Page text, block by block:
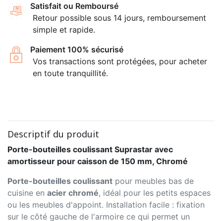
Satisfait ou Remboursé
Retour possible sous 14 jours, remboursement
simple et rapide.
Paiement 100% sécurisé
Vos transactions sont protégées, pour acheter
en toute tranquillité.
Descriptif du produit
Porte-bouteilles coulissant Suprastar avec
amortisseur pour caisson de 150 mm, Chromé
Porte-bouteilles coulissant pour meubles bas de
cuisine en acier chromé, idéal pour les petits espaces
ou les meubles d'appoint. Installation facile : fixation
sur le côté gauche de l'armoire ce qui permet un